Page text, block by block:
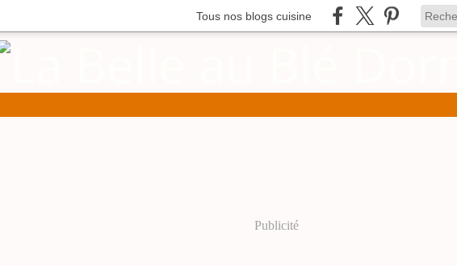
Tous nos blogs cuisine
Publicité